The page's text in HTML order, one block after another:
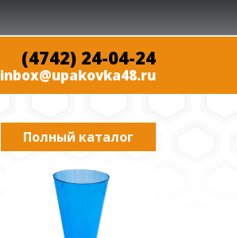
(4742) 24-04-24
inbox@upakovka48.ru
Полный каталог